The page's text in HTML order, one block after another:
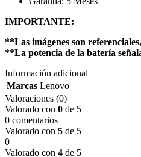
IMPORTANTE:
**Las imágenes son
**La potencia de la batería
Información adicional
Marcas Lenovo
Valoraciones (0)
Valorado con 0 de 5
0 comentarios
Valorado con 5 de 5
0
Valorado con 4 de 5